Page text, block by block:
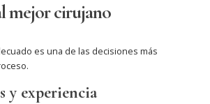
mejor cirujano
es una de las decisiones más
y experiencia